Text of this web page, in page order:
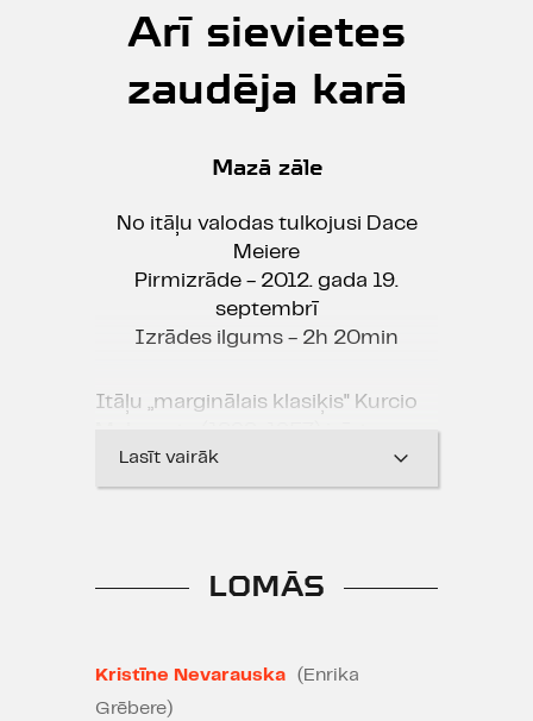
Arī sievietes
zaudēja karā
Mazā zāle
No itāļu valodas tulkojusi Dace
Meiere
Pirmizrāde - 2012. gada 19.
septembrī
Izrādes ilgums - 2h 20min
Itāļu „marginālais klasiķis" Kurcio
avantūrists un anarhists, kurš
vienmēr un it visā rīkojas pretēji
risināta no sieviešu redzes
var atļauties pārdot un pārdoties,
lai izdzīvotu? Cik vērta ir viena
Lasīt vairāk
LOMĀS
Kristīne Nevarauska
(Enrika
Grēbere)